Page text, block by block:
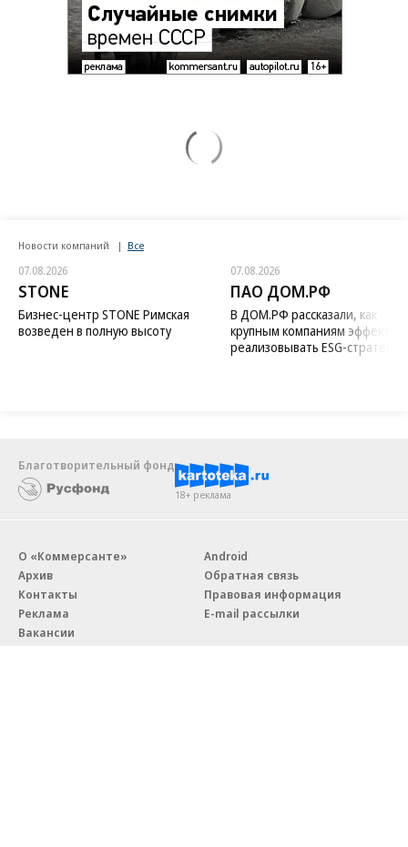
Новости компаний Все
07.08.2026
STONE
Бизнес-центр STONE Римская
возведен в полную высоту
07.08.2026
ПАО ДОМ.РФ
В ДОМ.РФ рассказали, как
крупным компаниям
реализовывать ESG-стратегию
Благотворительный фонд
18+ реклама
О «Коммерсанте»
Архив
Контакты
Реклама
Вакансии
Android
Обратная связь
Правовая информация
E-mail рассылки